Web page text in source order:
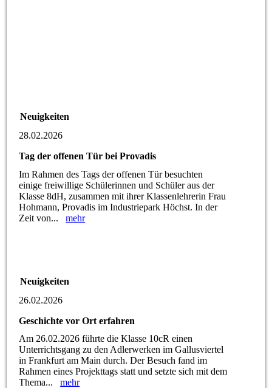
Neuigkeiten
28.02.2026
Tag der offenen Tür bei Provadis
Im Rahmen des Tags der offenen Tür besuchten
einige freiwillige Schülerinnen und Schüler aus der
Klasse 8dH, zusammen mit ihrer Klassenlehrerin Frau
Hohmann, Provadis im Industriepark Höchst. In der
Zeit von...mehr
Neuigkeiten
26.02.2026
Geschichte vor Ort erfahren
Am 26.02.2026 führte die Klasse 10cR einen
Unterrichtsgang zu den Adlerwerken im Gallusviertel
in Frankfurt am Main durch. Der Besuch fand im
Rahmen eines Projekttags statt und setzte sich mit dem
Thema...mehr